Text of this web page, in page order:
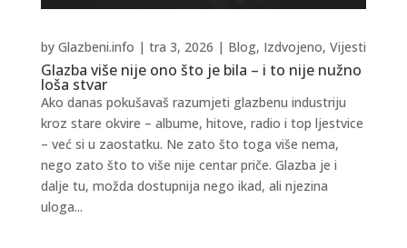
Glazba više nije ono što je bila – i to nije nužno
loša stvar
by Glazbeni.info | tra 3, 2026 | Blog, Izdvojeno, Vijesti
Ako danas pokušavaš razumjeti glazbenu industriju
kroz stare okvire – albume, hitove, radio i top ljestvice
– već si u zaostatku. Ne zato što toga više nema,
nego zato što to više nije centar priče. Glazba je i
dalje tu, možda dostupnija nego ikad, ali njezina
uloga...